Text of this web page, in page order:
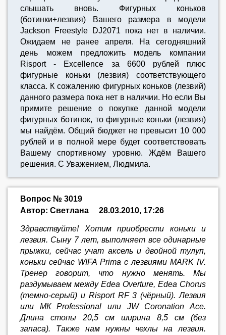
слышать вновь. Фигурных коньков
(ботинки+лезвия) Вашего размера в модели
Jackson Freestyle DJ2071 пока нет в наличии.
Ожидаем не ранее апреля. На сегодняшний
день можем предложить модель компании
Risport - Excellence за 6600 рублей плюс
фигурные коньки (лезвия) соответствующего
класса. К сожалению фигурных коньков (лезвий)
данного размера пока нет в наличии. Но если Вы
примите решение о покупке данной модели
фигурных ботинок, то фигурные коньки (лезвия)
мы найдём. Общий бюджет не превысит 10 000
рублей и в полной мере будет соответствовать
Вашему спортивному уровню. Ждём Вашего
решения. С Уважением, Людмила.
Вопрос № 3019
Автор: Светлана
28.03.2010, 17:26
Здравствуйте! Хотим приобрести коньки и
лезвия. Сыну 7 лет, выполняет все одинарные
прыжки, сейчас учат аксель и двойной тулуп,
коньки сейчас WIFA Prima с лезвиями MARK IV.
Тренер говорит, что нужно менять. Мы
раздумываем между Edea Оverture, Edea Chorus
(темно-серый) и Risport RF 3 (чёрный). Лезвия
или МК Professional или JW Coronation Ace.
Длина стопы 20,5 см ширина 8,5 см (без
запаса). Также нам нужны чехлы на лезвия.